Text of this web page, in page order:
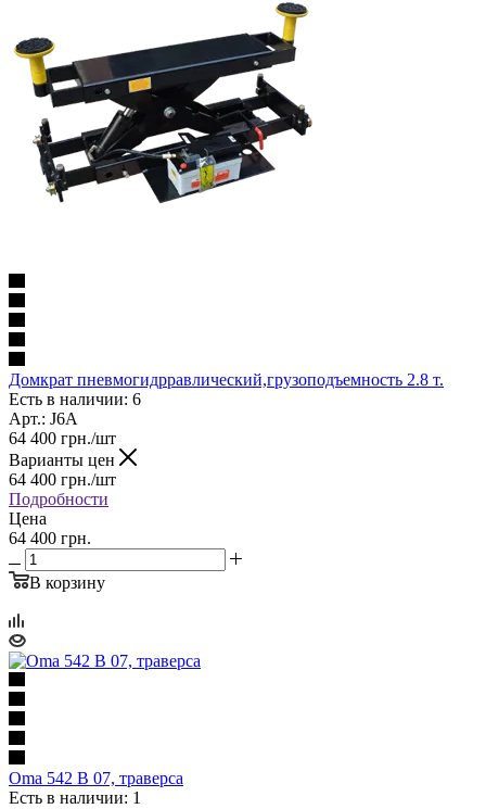
Домкрат пневмогидрравлический,грузоподъемность 2.8 т.
Есть в наличии: 6
Арт.: J6А
64 400 грн./шт
Варианты цен
64 400 грн./шт
Подробности
Цена
64 400 грн.
В корзину
Oma 542 B 07, траверса
Есть в наличии: 1